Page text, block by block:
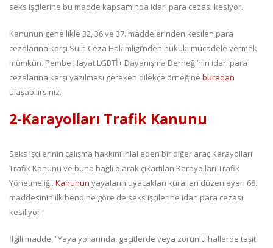
seks işçilerine bu madde kapsamında idari para cezası kesiyor.
Kanunun genellikle 32, 36 ve 37. maddelerinden kesilen para
cezalarına karşı Sulh Ceza Hakimliği’nden hukuki mücadele vermek
mümkün. Pembe Hayat LGBTİ+ Dayanışma Derneği’nin idari para
cezalarına karşı yazılması gereken dilekçe örneğine buradan
ulaşabilirsiniz.
2-Karayolları Trafik Kanunu
Seks işçilerinin çalışma hakkını ihlal eden bir diğer araç Karayolları
Trafik Kanunu ve buna bağlı olarak çıkartılan Karayolları Trafik
Yönetmeliği. Kanunun yayaların uyacakları kuralları düzenleyen 68.
maddesinin ilk bendine göre de seks işçilerine idari para cezası
kesiliyor.
İlgili madde, “Yaya yollarında, geçitlerde veya zorunlu hallerde taşıt